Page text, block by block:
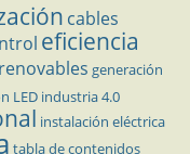
cables
eficiencia
generación
LED industria 4.0
instalación eléctrica
tabla de contenidos